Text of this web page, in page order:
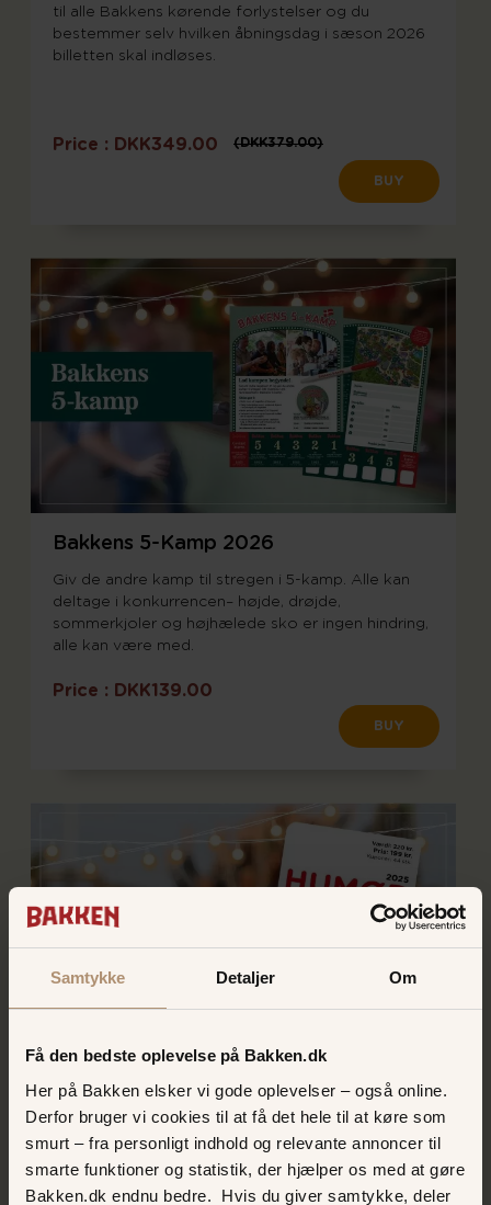
Samtykke Detaljer Om
Få den bedste oplevelse på Bakken.dk
Her på Bakken elsker vi gode oplevelser – også online.
Derfor bruger vi cookies til at få det hele til at køre som
smurt – fra personligt indhold og relevante annoncer til
smarte funktioner og statistik, der hjælper os med at gøre
Bakken.dk endnu bedre. Hvis du giver samtykke, deler
til alle Bakkens kørende forlystelser og du
bestemmer selv hvilken åbningsdag i sæson 2026
billetten skal indløses.
Price :
P
a
l
c
DKK349.00 DKK379.00
BUY
Bakkens 5-Kamp 2026
Giv de andre kamp til stregen i 5-kamp. Alle kan
deltage i konkurrencen– højde, drøjde,
sommerkjoler og højhælede sko er ingen hindring,
alle kan være med.
Price : DKK139.00
BUY
Humørkort 2026
Humørkortet er den perfekte løsning til jer der
både vil prøve forlystelser og spil - med 44
kuponer er mulighederne mange i verdens ældste
forlystelsespark